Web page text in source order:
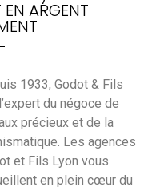
EN ARGENT
1933, Godot & Fils
du négoce de
précieux et de la
Les agences
et Fils Lyon vous
en plein cœur du